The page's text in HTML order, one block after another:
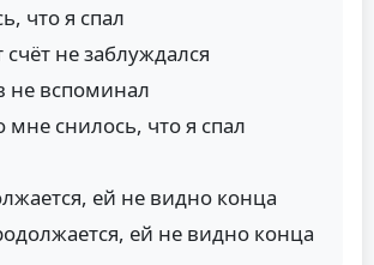
что я спал
счёт не заблуждался
не вспоминал
мне снилось, что я спал
ей не видно конца
ей не видно конца